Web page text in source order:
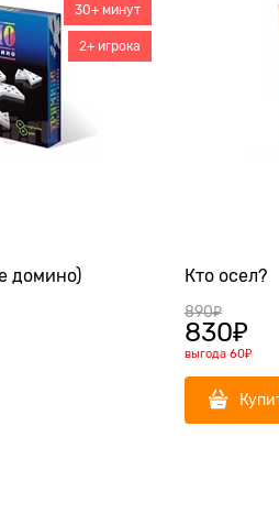
домино)
30+ минут
2+ игрока
Кто осел?
890₽
830₽
выгода 60₽